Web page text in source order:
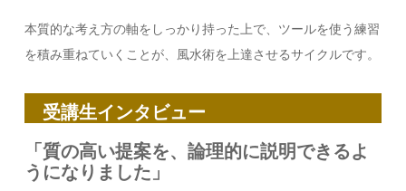
本質的な考え方の軸をしっかり持った上で、ツールを使う練習
を積み重ねていくことが、風水術を上達させるサイクルです。
受講生インタビュー
「質の高い提案を、論理的に説明できるよ
うになりました」